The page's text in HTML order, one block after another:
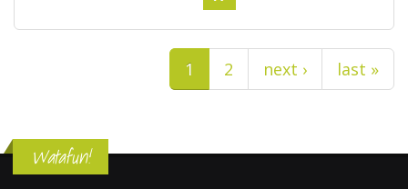
1 2 next › last »
Watafun!